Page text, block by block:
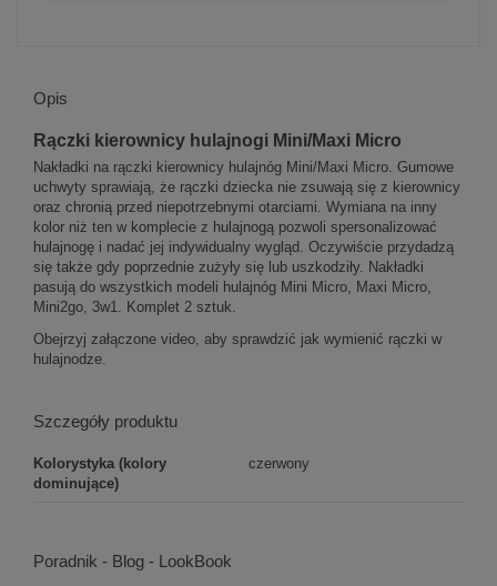
Opis
Rączki kierownicy hulajnogi Mini/Maxi Micro
Nakładki na rączki kierownicy hulajnóg Mini/Maxi Micro. Gumowe
uchwyty sprawiają, że rączki dziecka nie zsuwają się z kierownicy
oraz chronią przed niepotrzebnymi otarciami. Wymiana na inny
kolor niż ten w komplecie z hulajnogą pozwoli spersonalizować
hulajnogę i nadać jej indywidualny wygląd. Oczywiście przydadzą
się także gdy poprzednie zużyły się lub uszkodziły. Nakładki
pasują do wszystkich modeli hulajnóg Mini Micro, Maxi Micro,
Mini2go, 3w1. Komplet 2 sztuk.
Obejrzyj załączone video, aby sprawdzić jak wymienić rączki w
hulajnodze.
Szczegóły produktu
Kolorystyka (kolory
dominujące)
czerwony
Poradnik - Blog - LookBook